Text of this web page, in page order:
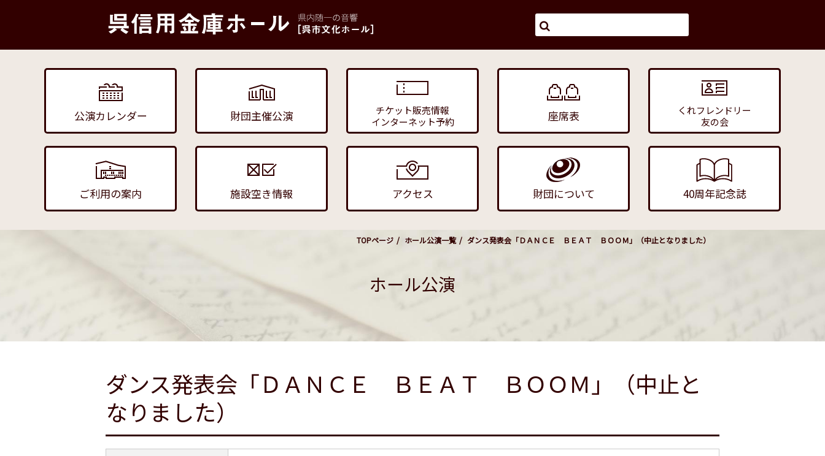
公演カレンダー 財団主催公演
チケット販売情報
インターネット予約
座席表
くれフレンドリー
友の会
ご利用の案内 施設空き情報 アクセス 財団について 40周年記念誌
TOPページ ホール公演一覧 ダンス発表会「ＤＡＮＣＥ ＢＥＡＴ ＢＯＯＭ」（中止となりました）
ホール公演
ダンス発表会「ＤＡＮＣＥ ＢＥＡＴ ＢＯＯＭ」（中止と
なりました）